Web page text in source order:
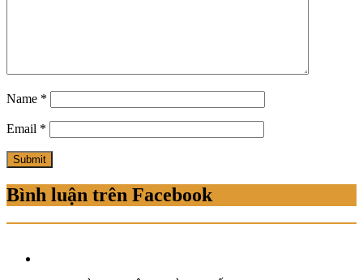
Name *
Email *
Bình luận trên Facebook